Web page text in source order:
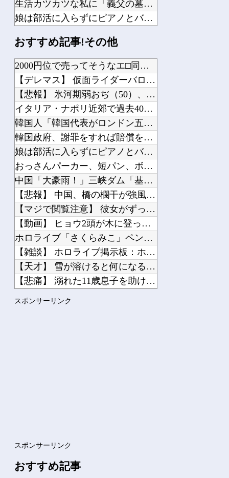
生活カツカツな私に「義父の墓の管理費10万払って！」と迫るトメ。給料減で余裕ゼロ...
娘は部活に入らずにピアノとバレエを続けてる。ところが、塾で「今年の合唱コン伴奏は...
海外「日本は戦勝国なんだよ」 戦後の日本人の特別な生き様に各国から称賛の声
【衝撃映像】 空手を舐めたヤンキーが道場破りした結果…こっちの瞬殺で終わる…
部屋の中に危険な捕食者が現れた。完全に狙われている！ → 襲ってくる瞬間はこちら...
Powered by livedoor 相互RSS
おすすめ記事!その他
2000円位で売ってそうなエ□同人的デビルサマナー 第2話
【デレマス】 仮面ライダーバロンＰ第２話「蒼翼の乙女」
【悲報】 氷河期弱おぢ（50）、新聞に絶望の投稿ｗｗｗｗｗｗ...
イタリア・ナポリ近郊で過去40年で最大規模の地震「M4.7」...
韓国人「韓国代表がロンドン五輪銅メダル剥奪の危機！海外メディ...
韓国政府、謝罪をすれば賠償を放棄する案を日本側に提示するも拒...
娘は部活に入らずにピアノとバレエを続けてる。ところが、塾で「...
おっさんパーカー、短パン、ボディーバッグがダサい！自分は女だ...
中国「大豪雨！」三峡ダム「基礎部分破損」中国「全力放流！」台...
【悲報】 中国、橋の欄干が強風一発で粉々に 鉄筋ゼロ 当局「...
【マジで閲覧注意】 彼女がずっとエアコンを見上げていた。どう...
【動画】 ヒョウ2頭が木に登って激しい戦い
ホロライブ「さくらみこ」ペンラ振る動作で体調崩す？ホロドリで...
【雑談】 ホロライブ掲示板：ホロ速：PART2【配信実況可】
【天才】 雪が溶けると何になる？理系「水になるでしょw」文系...
【悲痛】 溺れた11歳息子を助けようと川へ…40歳父親が死亡...
スポンサーリンク
スポンサーリンク
おすすめ記事